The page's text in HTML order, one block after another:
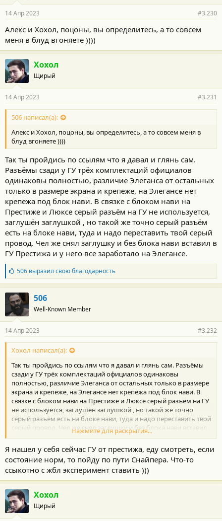
14 Апр 2023 #3.230
Алекс и Хохол, поцоны, вы определитесь, а то совсем
меня в блуд вгоняете ))))
Хохол
Щирый
14 Апр 2023 #3.231
506 написал(а):
Алекс и Хохол, поцоны, вы определитесь, а то совсем меня в
блуд вгоняете ))))
Так ты пройдись по ссылям что я давал и глянь сам.
Разъёмы сзади у ГУ трёх комплектаций официалов
одинаковы полностью, различие Элеганса от остальных
только в размере экрана и крепеже, на Элегансе нет
крепежа под блок нави. В связке с блоком нави на
Престиже и Люксе серый разъём на ГУ не используется,
заглушён заглушкой , но такой же точно серый разъём
есть на блоке нави, туда и надо переставить твой серый
провод. Чел же снял заглушку и без блока нави вставил в
ГУ Престижа и у него все заработало на Элегансе.
Б
л
а
г
о
д
а
н
о
с
и
:
506выразил свою благодарность
506
Well-Known Member
14 Апр 2023 #3.232
Хохол написал(а):
Так ты пройдись по ссылям что я давал и глянь сам. Разъёмы
сзади у ГУ трёх комплектаций официалов одинаковы
полностью, различие Элеганса от остальных только в размере
экрана и крепеже, на Элегансе нет крепежа под блок нави. В
связке с блоком нави на Престиже и Люксе серый разъём на ГУ
не используется, заглушён заглушкой , но такой же точно
серый разъём есть на блоке нави, туда и надо переставить твой
серый провод. Чел же снял заглушку и без блока нави вставил
в ГУ Престижа и у него все заработало на Элегансе.
Нажмите для раскрытия...
Я нашел у себя сейчас ГУ от престижа, еду смотреть, если
состояние норм, то пойду по пути Снайпера. Что-то
ссыкотно с жбл эксперимент ставить )))
Хохол
Щирый